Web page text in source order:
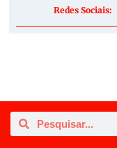
Redes Sociais: